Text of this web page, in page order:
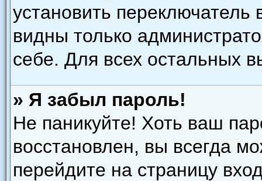
установить
видны только
себе. Для всех остальных
» Я забыл пароль!
Не паникуйте! Хоть ваш
восстановлен, вы всегда
перейдите на страницу